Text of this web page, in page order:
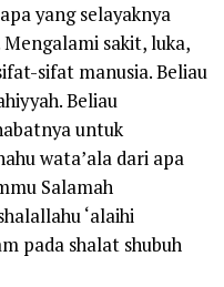
yang selayaknya
sakit, luka,
sifat manusia. Beliau
Beliau
untuk
wata’ala dari apa
Salamah
‘alaihi
pada shalat shubuh